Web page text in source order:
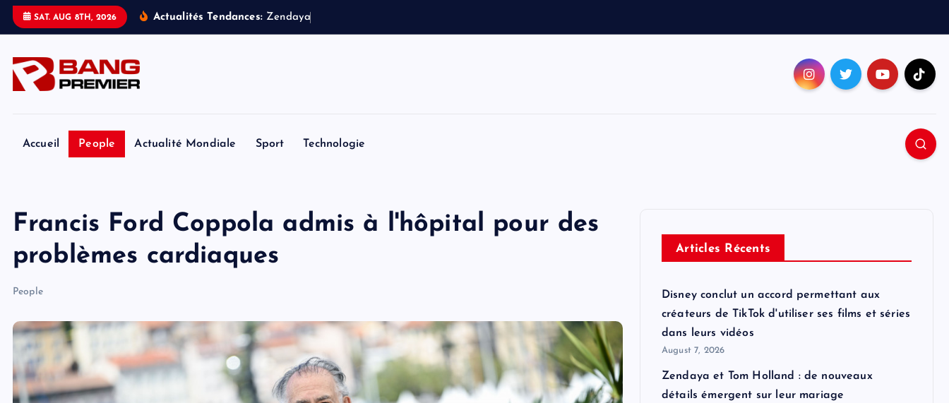
SAT. AUG 8TH, 2026 Actualités Tendances: Zendaya
Accueil People Actualité Mondiale Sport Technologie
Francis Ford Coppola admis à l'hôpital pour des
problèmes cardiaques
People
Articles Récents
Disney conclut un accord permettant aux
créateurs de TikTok d'utiliser ses films et séries
dans leurs vidéos
August 7, 2026
Zendaya et Tom Holland : de nouveaux
détails émergent sur leur mariage